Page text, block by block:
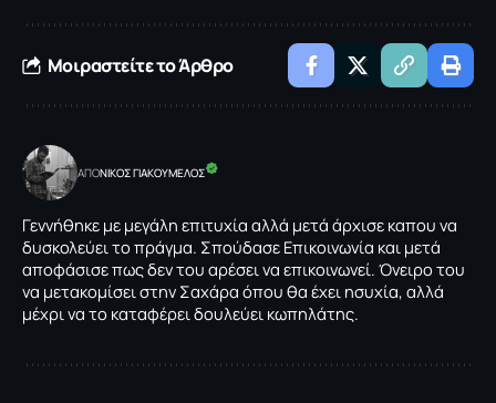
Μοιραστείτε το Άρθρο
ΑΠΟNΙΚΟΣ ΓΙΑΚΟΥΜΕΛΟΣ
Γεννήθηκε με μεγάλη επιτυχία αλλά μετά άρχισε καπου να
δυσκολεύει το πράγμα. Σπούδασε Επικοινωνία και μετά
αποφάσισε πως δεν του αρέσει να επικοινωνεί. Όνειρο του
να μετακομίσει στην Σαχάρα όπου θα έχει ησυχία, αλλά
μέχρι να το καταφέρει δουλεύει κωπηλάτης.